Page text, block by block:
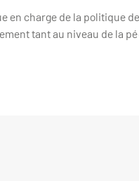
en charge de la
tant au niveau de la